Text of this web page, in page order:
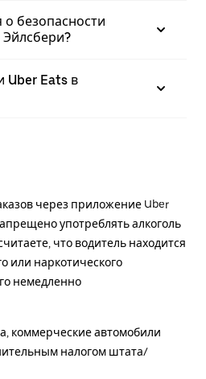
о безопасности
Эйлсбери?
Uber Eats в
через приложение Uber
употреблять алкоголь
что водитель находится
или наркотического
немедленно
коммерческие автомобили
налогом штата/